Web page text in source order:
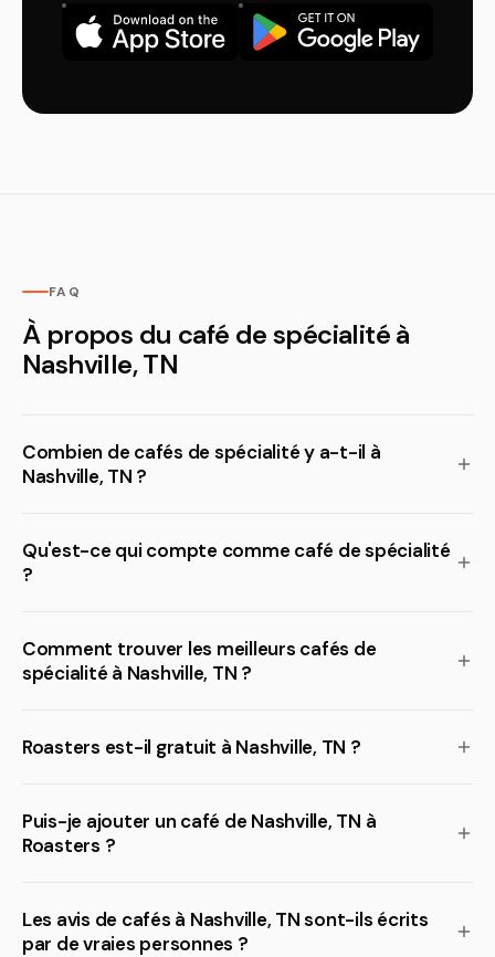
FAQ
À propos du café de spécialité à
Nashville, TN
Combien de cafés de spécialité y a-t-il à
Nashville, TN ?
Qu'est-ce qui compte comme café de spécialité
?
Comment trouver les meilleurs cafés de
spécialité à Nashville, TN ?
Roasters est-il gratuit à Nashville, TN ?
Puis-je ajouter un café de Nashville, TN à
Roasters ?
Les avis de cafés à Nashville, TN sont-ils écrits
par de vraies personnes ?